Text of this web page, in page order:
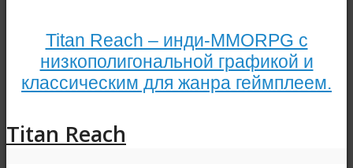
Titan Reach – инди-MMORPG с
низкополигональной графикой и
классическим для жанра геймплеем.
Titan Reach